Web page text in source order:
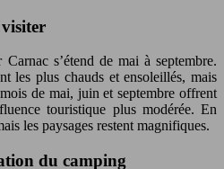
s’étend de mai à septembre.
les plus chauds et ensoleillés, mais
de mai, juin et septembre offrent
touristique plus modérée. En
les paysages restent magnifiques.
du camping